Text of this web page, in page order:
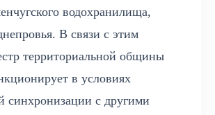
водохранилища,
В связи с этим
территориальной общины
в условиях
синхронизации с другими